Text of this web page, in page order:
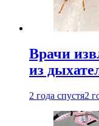
Врачи
из
2 года спустя2